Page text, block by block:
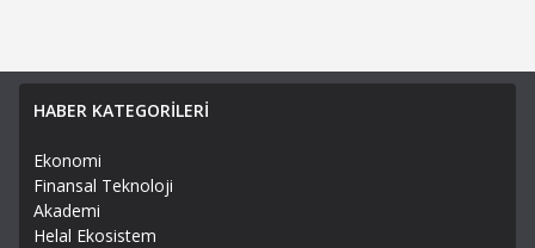
HABER KATEGORİLERİ
Ekonomi
Finansal Teknoloji
Akademi
Helal Ekosistem